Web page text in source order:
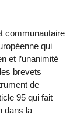
communautaire
qui
et l’unanimité
brevets
de
95 qui fait
dans la